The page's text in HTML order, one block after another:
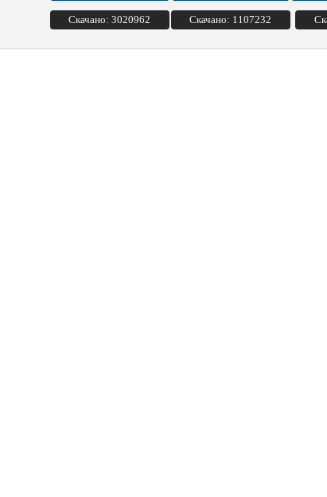
Скачано: 3020962 Скачано: 1107232